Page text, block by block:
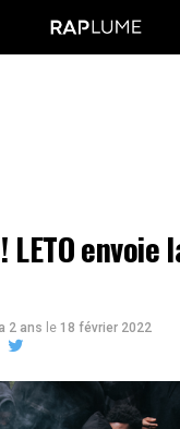
LETO
2 ans le 18 février 2022